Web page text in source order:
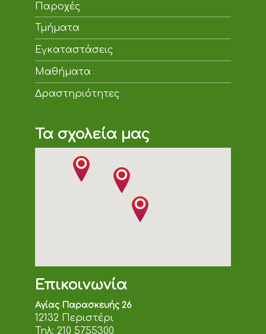
Παροχές
Τμήματα
Εγκαταστάσεις
Μαθήματα
Δραστηριότητες
Τα σχολεία μας
Επικοινωνία
Αγίας Παρασκευής 26
12132 Περιστέρι
Τηλ: 210 5755300